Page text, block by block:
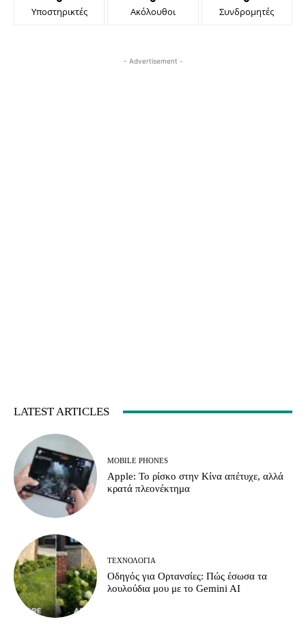
Υποστηρικτές Ακόλουθοι Συνδρομητές
- Advertisement -
LATEST ARTICLES
MOBILE PHONES
Apple: Το ρίσκο στην Κίνα απέτυχε, αλλά
κρατά πλεονέκτημα
ΤΕΧΝΟΛΟΓΊΑ
Οδηγός για Ορτανσίες: Πώς έσωσα τα
λουλούδια μου με το Gemini AI